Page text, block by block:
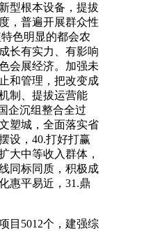
根本设备，提拔
，普遍开展群众性
色明显的都会农
长有实力、有影响
会展经济。加强未
和管理，把改变成
制、提拔运营能
企沉组整合全过
塑城，全面落实省
设，40.打好打赢
大中等收入群体，
同标同质，积极成
惠平易近，31.鼎
5012个，建强综